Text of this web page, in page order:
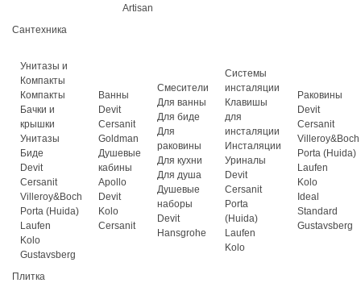
Artisan
Сантехника
Унитазы и
Компакты
Компакты
Бачки и
крышки
Унитазы
Биде
Devit
Cersanit
Villeroy&Boch
Porta (Huida)
Laufen
Kolo
Gustavsberg
Ванны
Devit
Cersanit
Goldman
Душевые
кабины
Apollo
Devit
Kolo
Cersanit
Смесители
Для ванны
Для биде
Для
раковины
Для кухни
Для душа
Душевые
наборы
Devit
Hansgrohe
Системы
инсталяции
Клавишы
для
инсталяции
Инсталяции
Уриналы
Devit
Cersanit
Porta
(Huida)
Laufen
Kolo
Раковины
Devit
Cersanit
Villeroy&Boch
Porta (Huida)
Laufen
Kolo
Ideal
Standard
Gustavsberg
Плитка